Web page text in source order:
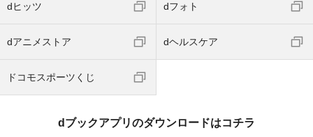
dヒッツ dフォト
dアニメストア dヘルスケア
ドコモスポーツくじ
dブックアプリのダウンロードはコチラ